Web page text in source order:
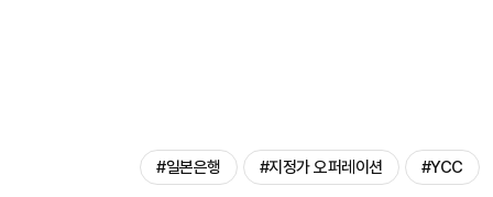
#일본은행 #지정가 오퍼레이션 #YCC